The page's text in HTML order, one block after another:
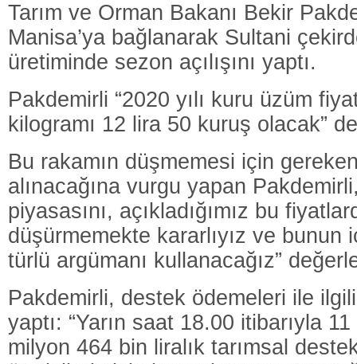
Tarım ve Orman Bakanı Bekir
Manisa’ya bağlanarak Sultani
üretiminde sezon açılışını yaptı.
Pakdemirli “2020 yılı kuru üzüm
kilogramı 12 lira 50 kuruş olacak”
Bu rakamın düşmemesi için
alınacağına vurgu yapan
piyasasını, açıkladığımız bu
düşürmemekte kararlıyız ve bunun
türlü argümanı kullanacağız”
Pakdemirli, destek ödemeleri ile
yaptı: “Yarın saat 18.00 itibarıyla
milyon 464 bin liralık tarımsal